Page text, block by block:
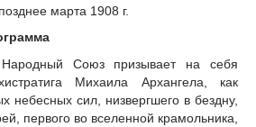
марта 1908 г.
Народный Союз призывает на себя
Михаила Архангела, как
небесных сил, низвергшего в бездну,
первого во вселенной крамольника,